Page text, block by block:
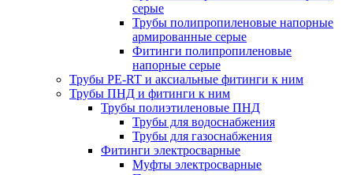
серые
Трубы полипропиленовые напорные
армированные серые
Фитинги полипропиленовые
напорные серые
Трубы PE-RT и аксиальные фитинги к ним
Трубы ПНД и фитинги к ним
Трубы полиэтиленовые ПНД
Трубы для водоснабжения
Трубы для газоснабжения
Фитинги электросварные
Муфты электросварные